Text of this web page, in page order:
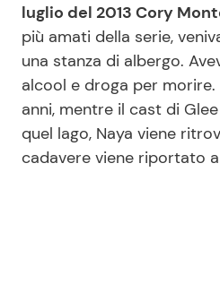
Info
Chi siamo
Disclaimer e Privacy
Redazione
luglio del 2013 Cory
più amati della serie,
una stanza di albergo.
alcool e droga per
anni, mentre il cast di
quel lago, Naya viene
cadavere viene riportato